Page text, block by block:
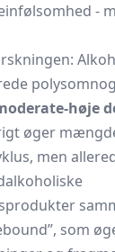
-
høje
øger
men
som